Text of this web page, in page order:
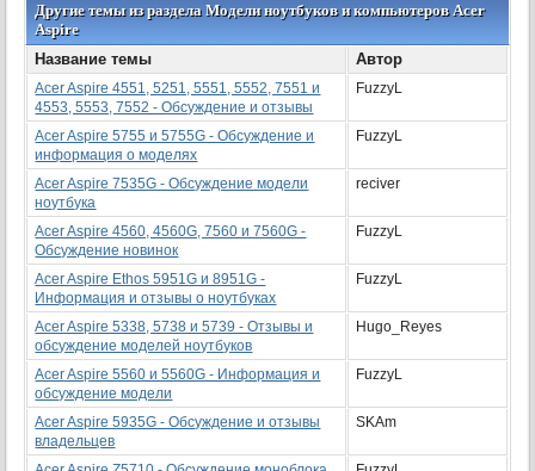
Другие темы из раздела Модели ноутбуков и компьютеров Acer
Aspire
Название темы
Автор
Acer Aspire 4551, 5251, 5551, 5552, 7551 и
4553, 5553, 7552 - Обсуждение и отзывы
FuzzyL
Acer Aspire 5755 и 5755G - Обсуждение и
информация о моделях
FuzzyL
Acer Aspire 7535G - Обсуждение модели
ноутбука
reciver
Acer Aspire 4560, 4560G, 7560 и 7560G -
Обсуждение новинок
FuzzyL
Acer Aspire Ethos 5951G и 8951G -
Информация и отзывы о ноутбуках
FuzzyL
Acer Aspire 5338, 5738 и 5739 - Отзывы и
обсуждение моделей ноутбуков
Hugo_Reyes
Acer Aspire 5560 и 5560G - Информация и
обсуждение модели
FuzzyL
Acer Aspire 5935G - Обсуждение и отзывы
владельцев
SKAm